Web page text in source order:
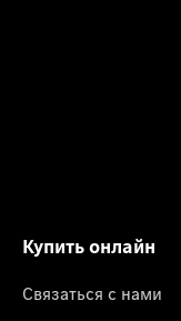
Купить онлайн
Связаться с нами